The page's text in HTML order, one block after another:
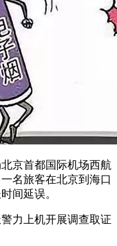
京首都国际机场西航
名旅客在北京到海口
间延误。
力上机开展调查取证